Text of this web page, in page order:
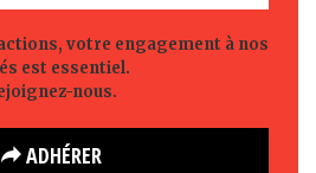
votre engagement à nos
est essentiel.
nous.
ADHÉRER